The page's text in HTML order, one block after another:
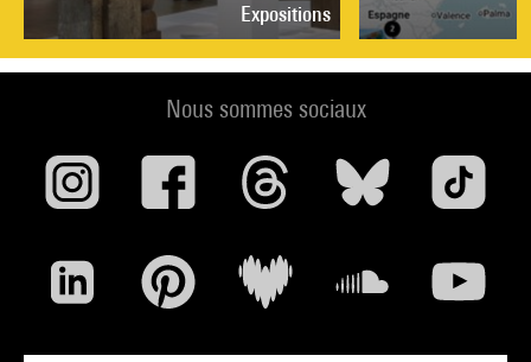
Expositions
Nous sommes sociaux